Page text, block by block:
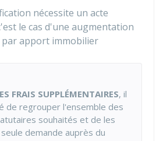
nécessite un acte
le cas d'une augmentation
par apport immobilier
FRAIS SUPPLÉMENTAIRES, il
de regrouper l'ensemble des
souhaités et de les
demande auprès du